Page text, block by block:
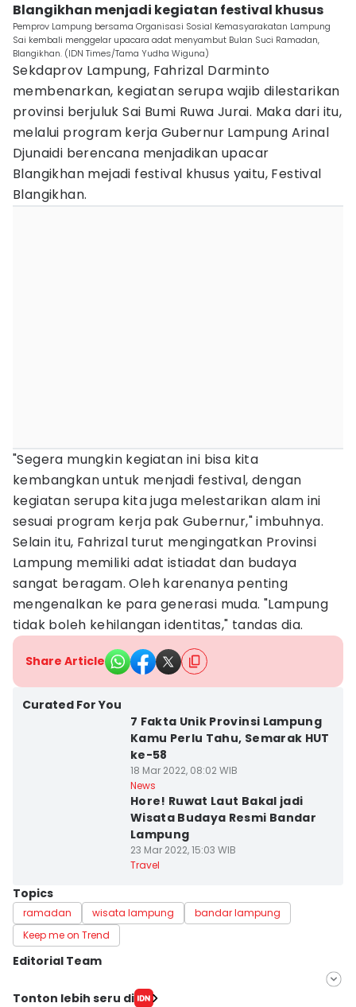
Blangikhan menjadi kegiatan festival khusus
Pemprov Lampung bersama Organisasi Sosial Kemasyarakatan Lampung
Sai kembali menggelar upacara adat menyambut Bulan Suci Ramadan,
Blangikhan. (IDN Times/Tama Yudha Wiguna)
Sekdaprov Lampung, Fahrizal Darminto
membenarkan, kegiatan serupa wajib dilestarikan
provinsi berjuluk Sai Bumi Ruwa Jurai. Maka dari itu,
melalui program kerja Gubernur Lampung Arinal
Djunaidi berencana menjadikan upacar
Blangikhan mejadi festival khusus yaitu, Festival
Blangikhan.
"Segera mungkin kegiatan ini bisa kita
kembangkan untuk menjadi festival, dengan
kegiatan serupa kita juga melestarikan alam ini
sesuai program kerja pak Gubernur," imbuhnya.
Selain itu, Fahrizal turut mengingatkan Provinsi
Lampung memiliki adat istiadat dan budaya
sangat beragam. Oleh karenanya penting
mengenalkan ke para generasi muda. "Lampung
tidak boleh kehilangan identitas," tandas dia.
Share Article
Curated For You
7 Fakta Unik Provinsi Lampung
Kamu Perlu Tahu, Semarak HUT
ke-58
18 Mar 2022, 08:02 WIB
News
Hore! Ruwat Laut Bakal jadi
Wisata Budaya Resmi Bandar
Lampung
23 Mar 2022, 15:03 WIB
Travel
Topics
ramadan wisata lampung
bandar lampung
Keep me on Trend
Editorial Team
Editor
Tonton lebih seru di